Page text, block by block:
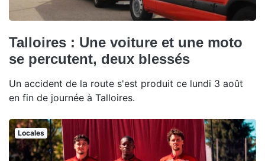
Talloires : Une voiture et une moto
se percutent, deux blessés
Un accident de la route s'est produit ce lundi 3 août
en fin de journée à Talloires.
Locales